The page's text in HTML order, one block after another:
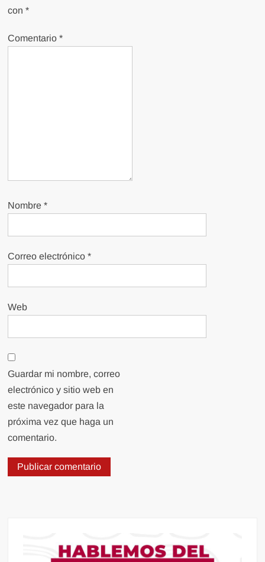
con*
Comentario*
Nombre*
Correo electrónico*
Web
Guardar mi nombre, correo
electrónico y sitio web en
este navegador para la
próxima vez que haga un
comentario.